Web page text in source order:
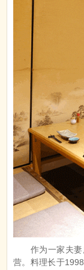
作为一家夫
营。料理长于